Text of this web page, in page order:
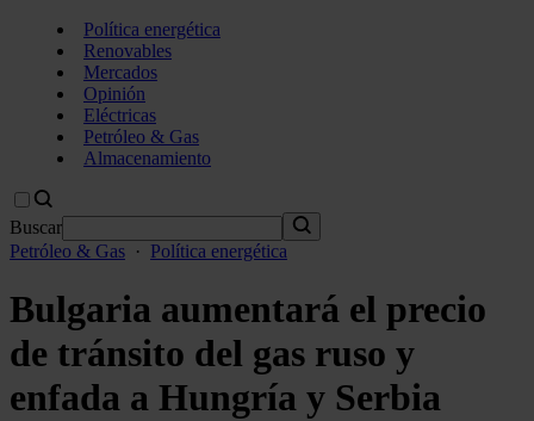
Política energética
Renovables
Mercados
Opinión
Eléctricas
Petróleo & Gas
Almacenamiento
Buscar
Petróleo & Gas · Política energética
Bulgaria aumentará el precio
de tránsito del gas ruso y
enfada a Hungría y Serbia